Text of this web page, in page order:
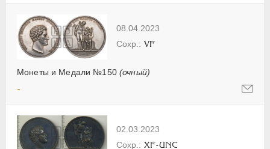
08.04.2023
Монеты и Медали №150 (очный)
VF
-
02.03.2023
XF-UNC